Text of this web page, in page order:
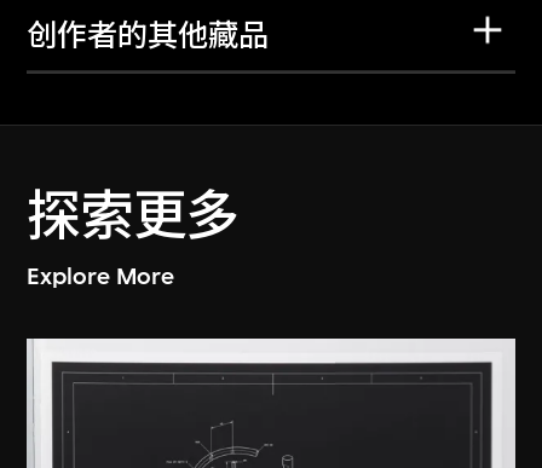
创作者的其他藏品
探索更多
Explore More